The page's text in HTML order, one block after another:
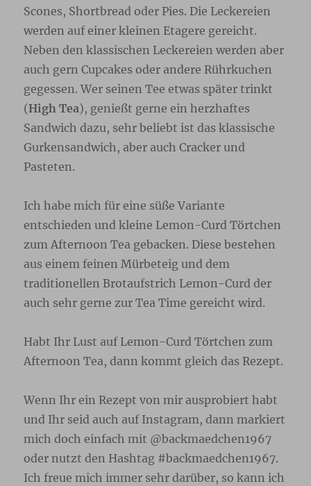
Scones, Shortbread oder Pies. Die Leckereien
werden auf einer kleinen Etagere gereicht.
Neben den klassischen Leckereien werden aber
auch gern Cupcakes oder andere Rührkuchen
gegessen. Wer seinen Tee etwas später trinkt
(High Tea), genießt gerne ein herzhaftes
Sandwich dazu, sehr beliebt ist das klassische
Gurkensandwich, aber auch Cracker und
Pasteten.
Ich habe mich für eine süße Variante
entschieden und kleine Lemon-Curd Törtchen
zum Afternoon Tea gebacken. Diese bestehen
aus einem feinen Mürbeteig und dem
traditionellen Brotaufstrich Lemon-Curd der
auch sehr gerne zur Tea Time gereicht wird.
Habt Ihr Lust auf Lemon-Curd Törtchen zum
Afternoon Tea, dann kommt gleich das Rezept.
Wenn Ihr ein Rezept von mir ausprobiert habt
und Ihr seid auch auf Instagram, dann markiert
mich doch einfach mit @backmaedchen1967
oder nutzt den Hashtag #backmaedchen1967.
Ich freue mich immer sehr darüber, so kann ich